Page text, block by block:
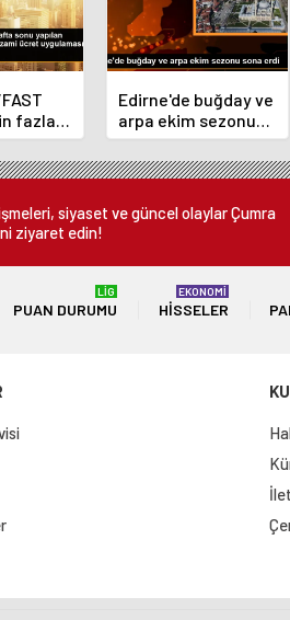
fazla
Edirne'de buğday ve
arpa ekim sezonu
sona erdi
siyaset ve güncel olaylar Çumra
ziyaret edin!
PUAN DURUMU
LİG
HISSELER
EKONOMİ